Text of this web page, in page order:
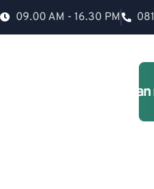
09.00 AM - 16.30 PM
Rumah lebih Aman